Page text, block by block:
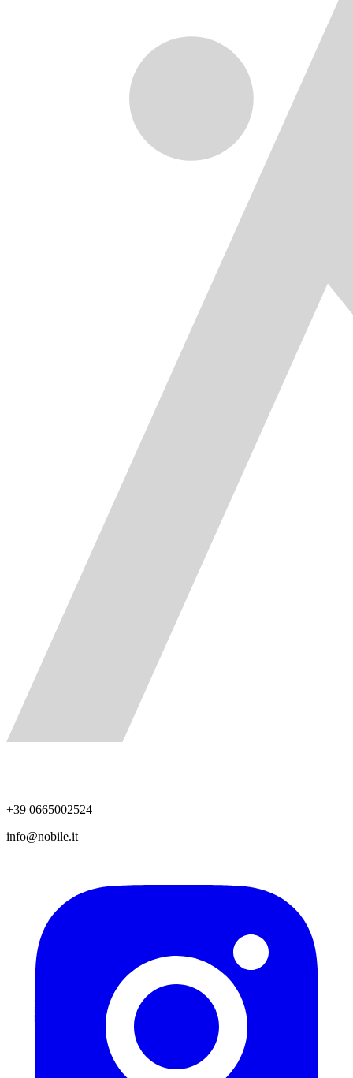
+39 0665002524
info@nobile.it